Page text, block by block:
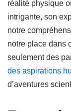
réalité physique
intrigante, son
notre
notre place dans
seulement des
des aspirations
d’aventures